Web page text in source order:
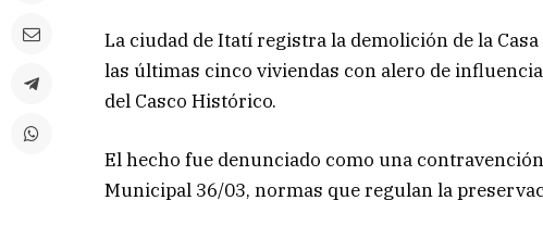
La ciudad de Itatí registra la demolición de la
las últimas cinco viviendas con alero de
del Casco Histórico.
El hecho fue denunciado como una
Municipal 36/03, normas que regulan la